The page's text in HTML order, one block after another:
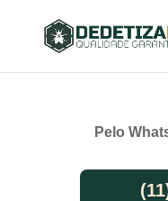
Pelo